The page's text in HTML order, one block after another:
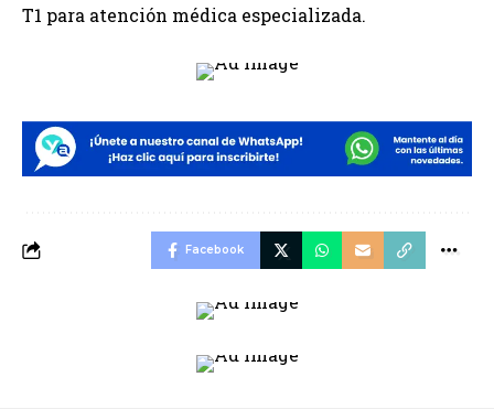
T1 para atención médica especializada.
Facebook